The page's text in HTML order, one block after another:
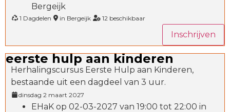
Bergeijk
1 Dagdelen in Bergeijk 12 beschikbaar
Inschrijven
eerste hulp aan kinderen
Herhalingscursus Eerste Hulp aan Kinderen,
bestaande uit een dagdeel van 3 uur.
dinsdag 2 maart 2027
EHaK op 02-03-2027 van 19:00 tot 22:00 in